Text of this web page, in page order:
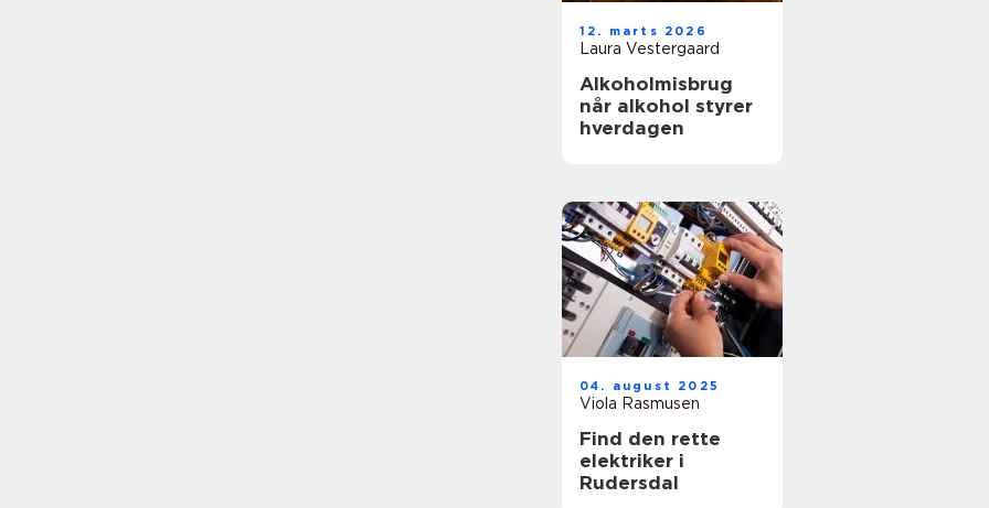
12. marts 2026
Laura Vestergaard
Alkoholmisbrug
når alkohol styrer
hverdagen
04. august 2025
Viola Rasmusen
Find den rette
elektriker i
Rudersdal